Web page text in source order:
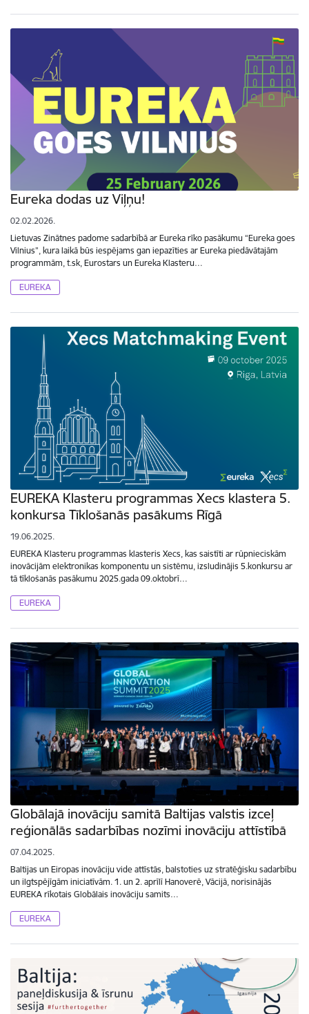
Eureka dodas uz Viļņu!
02.02.2026.
Lietuvas Zinātnes padome sadarbībā ar Eureka rīko pasākumu “Eureka goes
Vilnius”, kura laikā būs iespējams gan iepazīties ar Eureka piedāvātajām
programmām, t.sk, Eurostars un Eureka Klasteru…
EUREKA
EUREKA Klasteru programmas Xecs klastera 5.
konkursa Tīklošanās pasākums Rīgā
19.06.2025.
EUREKA Klasteru programmas klasteris Xecs, kas saistīti ar rūpnieciskām
inovācijām elektronikas komponentu un sistēmu, izsludinājis 5.konkursu ar
tā tīklošanās pasākumu 2025.gada 09.oktobrī…
EUREKA
Globālajā inovāciju samitā Baltijas valstis izceļ
reģionālās sadarbības nozīmi inovāciju attīstībā
07.04.2025.
Baltijas un Eiropas inovāciju vide attīstās, balstoties uz stratēģisku sadarbību
un ilgtspējīgām iniciatīvām. 1. un 2. aprīlī Hanoverē, Vācijā, norisinājās
EUREKA rīkotais Globālais inovāciju samits…
EUREKA